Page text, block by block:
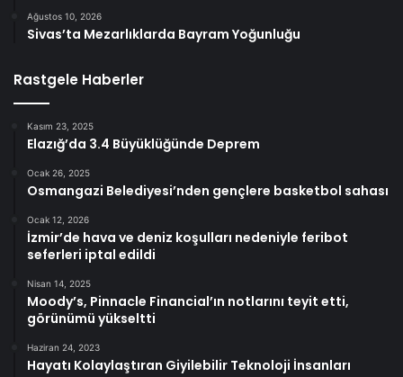
Ağustos 10, 2026
Sivas’ta Mezarlıklarda Bayram Yoğunluğu
Rastgele Haberler
Kasım 23, 2025
Elazığ’da 3.4 Büyüklüğünde Deprem
Ocak 26, 2025
Osmangazi Belediyesi’nden gençlere basketbol sahası
Ocak 12, 2026
İzmir’de hava ve deniz koşulları nedeniyle feribot
seferleri iptal edildi
Nisan 14, 2025
Moody’s, Pinnacle Financial’ın notlarını teyit etti,
görünümü yükseltti
Haziran 24, 2023
Hayatı Kolaylaştıran Giyilebilir Teknoloji İnsanları